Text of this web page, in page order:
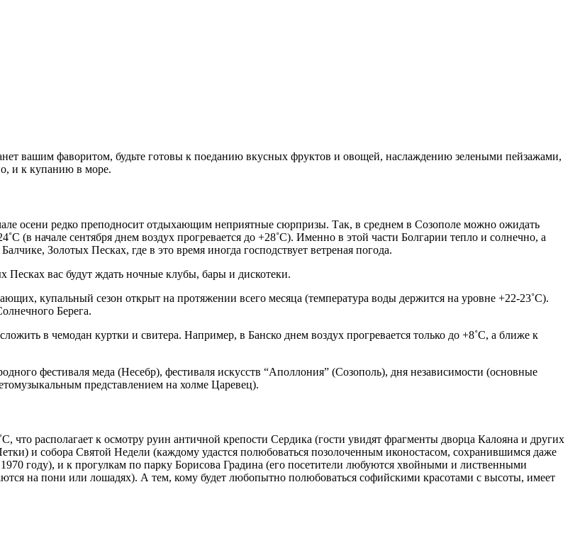
вашим фаворитом, будьте готовы к поеданию вкусных фруктов и овощей, наслаждению зелеными пейзажами,
и к купанию в море.
осени редко преподносит отдыхающим неприятные сюрпризы. Так, в среднем в Созополе можно ожидать
(в начале сентября днем воздух прогревается до +28˚C). Именно в этой части Болгарии тепло и солнечно, а
Золотых Песках, где в это время иногда господствует ветреная погода.
Песках вас будут ждать ночные клубы, бары и дискотеки.
купальный сезон открыт на протяжении всего месяца (температура воды держится на уровне +22-23˚C).
Берега.
в чемодан куртки и свитера. Например, в Банско днем воздух прогревается только до +8˚C, а ближе к
фестиваля меда (Несебр), фестиваля искусств “Аполлония” (Созополь), дня независимости (основные
представлением на холме Царевец).
что располагает к осмотру руин античной крепости Сердика (гости увидят фрагменты дворца Калояна и других
и собора Святой Недели (каждому удастся полюбоваться позолоченным иконостасом, сохранившимся даже
году), и к прогулкам по парку Борисова Градина (его посетители любуются хвойными и лиственными
на пони или лошадях). А тем, кому будет любопытно полюбоваться софийскими красотами с высоты, имеет